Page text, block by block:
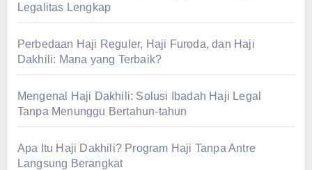
Legalitas Lengkap
Perbedaan Haji Reguler, Haji Furoda, dan Haji
Dakhili: Mana yang Terbaik?
Mengenal Haji Dakhili: Solusi Ibadah Haji Legal
Tanpa Menunggu Bertahun-tahun
Apa Itu Haji Dakhili? Program Haji Tanpa Antre
Langsung Berangkat